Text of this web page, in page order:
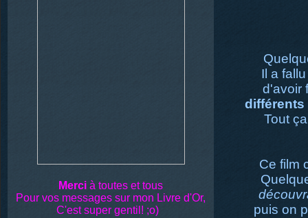
Merci à toutes et tous
Pour vos messages sur mon Livre d'Or,
C'est super gentil! ;o)
Il a
d'avoir
différents
Tout
Ce film
puis on